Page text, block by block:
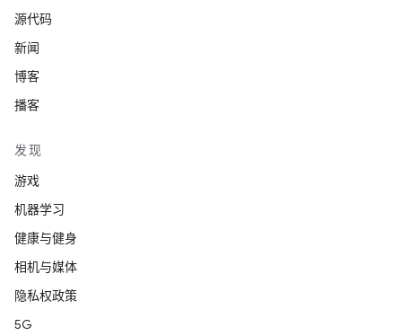
源代码
新闻
博客
播客
发现
游戏
机器学习
健康与健身
相机与媒体
隐私权政策
5G